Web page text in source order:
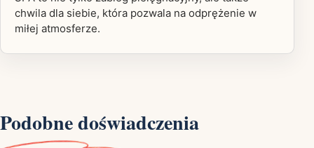
chwila dla siebie, która pozwala na odprężenie w
miłej atmosferze.
Podobne doświadczenia